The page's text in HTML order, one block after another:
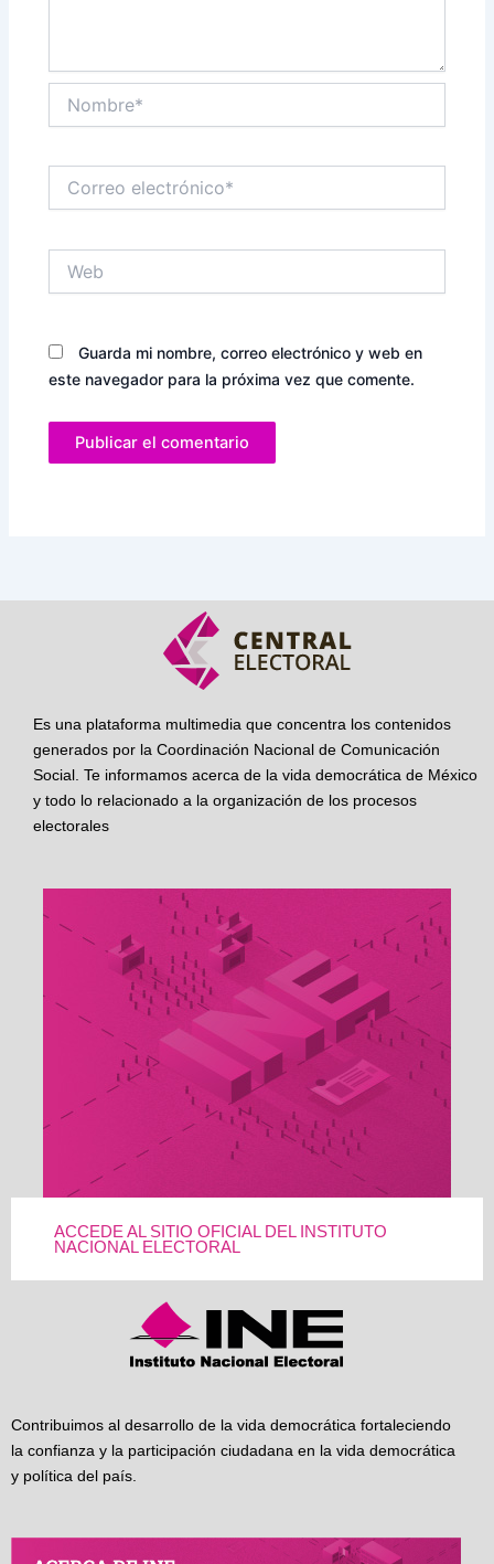
electrónico*
Guarda mi nombre, correo electrónico y web en
este navegador para la próxima vez que comente.
Es una plataforma multimedia que concentra los contenidos
generados por la Coordinación Nacional de Comunicación
Social. Te informamos acerca de la vida democrática de México
y todo lo relacionado a la organización de los procesos
electorales
ACCEDE AL SITIO OFICIAL DEL INSTITUTO
NACIONAL ELECTORAL
Contribuimos al desarrollo de la vida democrática fortaleciendo
la confianza y la participación ciudadana en la vida democrática
y política del país.